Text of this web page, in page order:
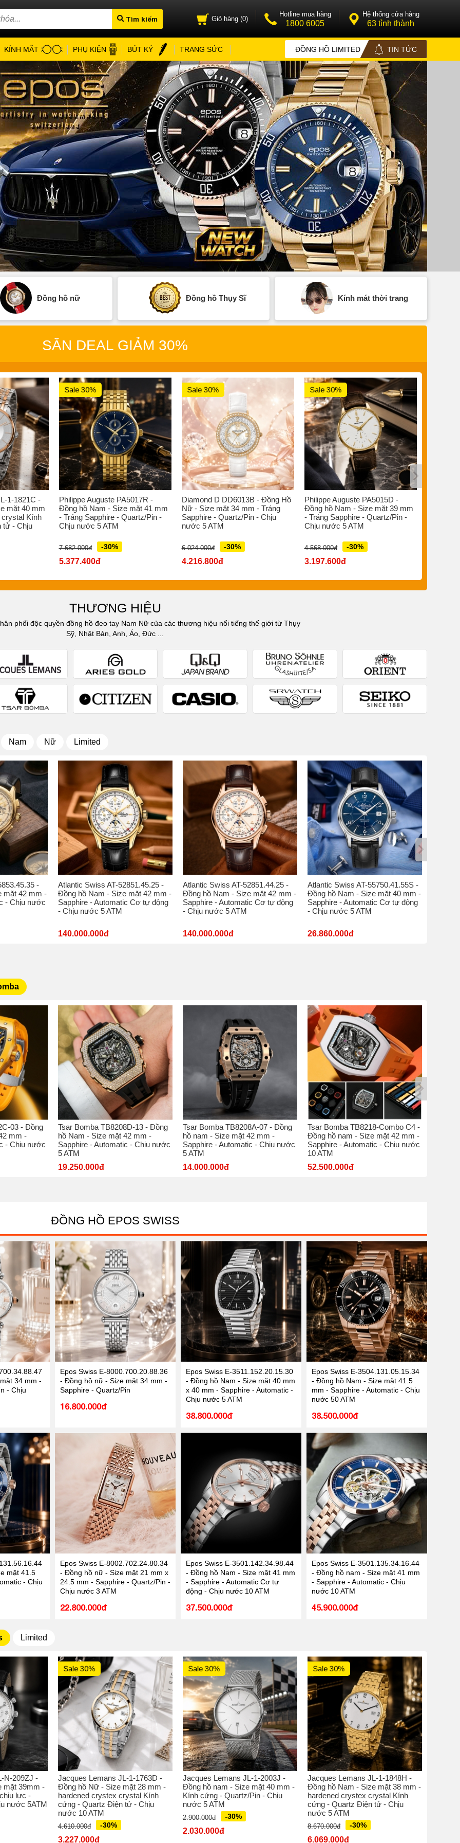
Tìm kiếm Giỏ hàng (0)
Hotline mua hàng
1800 6005
Hệ thống cửa hàng
63 tỉnh thành
KÍNH MẮT PHỤ KIỆN BÚT KÝ TRANG SỨC ĐỒNG HỒ LIMITED TIN TỨC
Đồng hồ nữ Đồng hồ Thụy Sĩ Kính mát thời trang
SĂN DEAL GIẢM 30%
1-1821C -
mặt 40 mm
Kính
tử - Chịu
Sale 30%
Philippe Auguste PA5017R -
Đồng hồ Nam - Size mặt 41 mm
- Tráng Sapphire - Quartz/Pin -
Chịu nước 5 ATM
7.682.000đ -30%
5.377.400đ
Sale 30%
Diamond D DD6013B - Đồng Hồ
Nữ - Size mặt 34 mm - Tráng
Sapphire - Quartz/Pin - Chịu
nước 5 ATM
6.024.000đ -30%
4.216.800đ
Sale 30%
Philippe Auguste PA5015D -
Đồng hồ Nam - Size mặt 39 mm
- Tráng Sapphire - Quartz/Pin -
Chịu nước 5 ATM
4.568.000đ -30%
3.197.600đ
THƯƠNG HIỆU
phối độc quyền đồng hồ đeo tay Nam Nữ của các thương hiệu nổi tiếng thế giới từ Thụy
Sỹ, Nhật Bản, Anh, Áo, Đức ...
Nam Nữ Limited
-
mặt 42 mm -
- Chịu nước
Atlantic Swiss AT-52851.45.25 -
Đồng hồ Nam - Size mặt 42 mm -
Sapphire - Automatic Cơ tự động
- Chịu nước 5 ATM
140.000.000đ
Atlantic Swiss AT-52851.44.25 -
Đồng hồ Nam - Size mặt 42 mm -
Sapphire - Automatic Cơ tự động
- Chịu nước 5 ATM
140.000.000đ
Atlantic Swiss AT-55750.41.55S -
Đồng hồ Nam - Size mặt 40 mm -
Sapphire - Automatic Cơ tự động
- Chịu nước 5 ATM
26.860.000đ
03 - Đồng
mm -
- Chịu nước
Tsar Bomba TB8208D-13 - Đồng
hồ Nam - Size mặt 42 mm -
Sapphire - Automatic - Chịu nước
5 ATM
19.250.000đ
Tsar Bomba TB8208A-07 - Đồng
hồ nam - Size mặt 42 mm -
Sapphire - Automatic - Chịu nước
5 ATM
14.000.000đ
Tsar Bomba TB8218-Combo C4 -
Đồng hồ nam - Size mặt 42 mm -
Sapphire - Automatic - Chịu nước
10 ATM
52.500.000đ
ĐỒNG HỒ EPOS SWISS
34 mm -
- Chịu
Epos Swiss E-8000.700.20.88.36
- Đồng hồ nữ - Size mặt 34 mm -
Sapphire - Quartz/Pin
16.800.000đ
Epos Swiss E-3511.152.20.15.30
- Đồng hồ Nam - Size mặt 40 mm
x 40 mm - Sapphire - Automatic -
Chịu nước 5 ATM
38.800.000đ
Epos Swiss E-3504.131.05.15.34
- Đồng hồ Nam - Size mặt 41.5
mm - Sapphire - Automatic - Chịu
nước 50 ATM
38.500.000đ
mặt 41.5
- Chịu
Epos Swiss E-8002.702.24.80.34
- Đồng hồ nữ - Size mặt 21 mm x
24.5 mm - Sapphire - Quartz/Pin -
Chịu nước 3 ATM
22.800.000đ
Epos Swiss E-3501.142.34.98.44
- Đồng hồ Nam - Size mặt 41 mm
- Sapphire - Automatic Cơ tự
động - Chịu nước 10 ATM
37.500.000đ
Epos Swiss E-3501.135.34.16.44
- Đồng hồ nam - Size mặt 41 mm
- Sapphire - Automatic - Chịu
nước 10 ATM
45.900.000đ
Limited
N-209ZJ -
mặt 39mm -
lực -
nước 5ATM
Sale 30%
Jacques Lemans JL-1-1763D -
Đồng hồ Nữ - Size mặt 28 mm -
hardened crystex crystal Kính
cứng - Quartz Điện tử - Chịu
nước 10 ATM
4.610.000đ -30%
3.227.000đ
Sale 30%
Jacques Lemans JL-1-2003J -
Đồng hồ nam - Size mặt 40 mm -
Kính cứng - Quartz/Pin - Chịu
nước 5 ATM
2.900.000đ -30%
2.030.000đ
Sale 30%
Jacques Lemans JL-1-1848H -
Đồng hồ Nam - Size mặt 38 mm -
hardened crystex crystal Kính
cứng - Quartz Điện tử - Chịu
nước 5 ATM
8.670.000đ -30%
6.069.000đ